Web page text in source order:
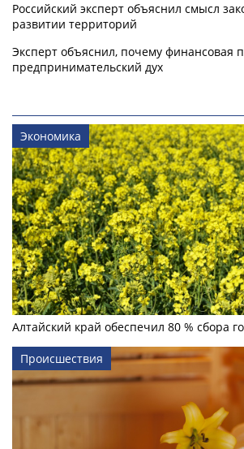
Российский эксперт объяснил смысл
развитии территорий
Эксперт объяснил, почему финансовая
предпринимательский дух
Экономика
Алтайский край обеспечил 80 % сбора
Происшествия